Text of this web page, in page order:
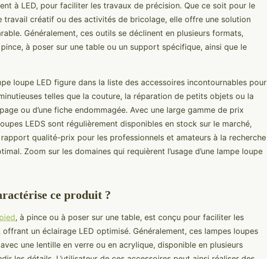
à LED, pour faciliter les travaux de précision. Que ce soit pour le
travail créatif ou des activités de bricolage, elle offre une solution
Généralement, ces outils se déclinent en plusieurs formats,
à poser sur une table ou un support spécifique, ainsi que le
loupe LED figure dans la liste des accessoires incontournables pour
telles que la couture, la réparation de petits objets ou la
ou d’une fiche endommagée. Avec une large gamme de prix
LEDS sont régulièrement disponibles en stock sur le marché,
qualité-prix pour les professionnels et amateurs à la recherche
Zoom sur les domaines qui requièrent l’usage d’une lampe loupe
ce produit ?
, à pince ou à poser sur une table, est conçu pour faciliter les
un éclairage LED optimisé. Généralement, ces lampes loupes
une lentille en verre ou en acrylique, disponible en plusieurs